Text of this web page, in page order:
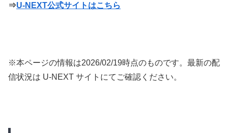
⇒U-NEXT公式サイトはこちら
※本ページの情報は2026/02/19時点のものです。最新の配
信状況は U-NEXT サイトにてご確認ください。